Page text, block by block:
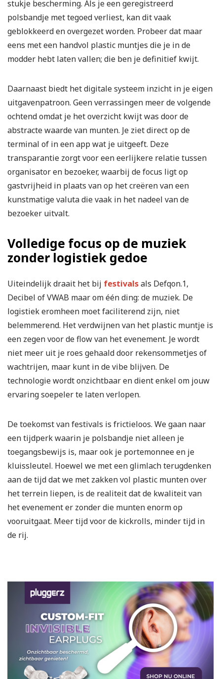
stukje bescherming. Als je een geregistreerd
polsbandje met tegoed verliest, kan dit vaak
geblokkeerd en overgezet worden. Probeer dat maar
eens met een handvol plastic muntjes die je in de
modder hebt laten vallen; die ben je definitief kwijt.
Daarnaast biedt het digitale systeem inzicht in je eigen
uitgavenpatroon. Geen verrassingen meer de volgende
ochtend omdat je het overzicht kwijt was door de
abstracte waarde van munten. Je ziet direct op de
terminal of in een app wat je uitgeeft. Deze
transparantie zorgt voor een eerlijkere relatie tussen
organisator en bezoeker, waarbij de focus ligt op
gastvrijheid in plaats van op het creëren van een
kunstmatige valuta die vaak in het nadeel van de
bezoeker uitvalt.
Volledige focus op de muziek
zonder logistiek gedoe
Uiteindelijk draait het bij festivalsals Defqon.1,
Decibel of VWAB maar om één ding: de muziek. De
logistiek eromheen moet faciliterend zijn, niet
belemmerend. Het verdwijnen van het plastic muntje is
een zegen voor de flow van het evenement. Je wordt
niet meer uit je roes gehaald door rekensommetjes of
wachtrijen, maar kunt in de vibe blijven. De
technologie wordt onzichtbaar en dient enkel om jouw
ervaring soepeler te laten verlopen.
De toekomst van festivals is frictieloos. We gaan naar
een tijdperk waarin je polsbandje niet alleen je
toegangsbewijs is, maar ook je portemonnee en je
kluissleutel. Hoewel we met een glimlach terugdenken
aan de tijd dat we met zakken vol plastic munten over
het terrein liepen, is de realiteit dat de kwaliteit van
het evenement er zonder die munten enorm op
vooruitgaat. Meer tijd voor de kickrolls, minder tijd in
de rij.